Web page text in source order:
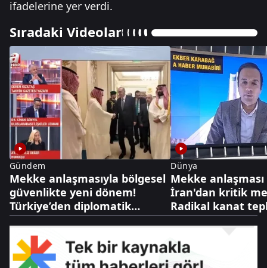
ifadelerine yer verdi.
Sıradaki Videolar
Gündem
Mekke anlaşmasıyla bölgesel
güvenlikte yeni dönem!
Türkiye’den diplomatik
caydırıcılık hamlesi
Dünya
Mekke anlaşması
İran'dan kritik
Radikal kanat
diplomasi